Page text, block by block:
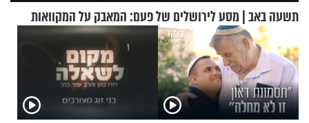
תשעה באב | מסע לירושלים של פעם: המאבק על המקוואות